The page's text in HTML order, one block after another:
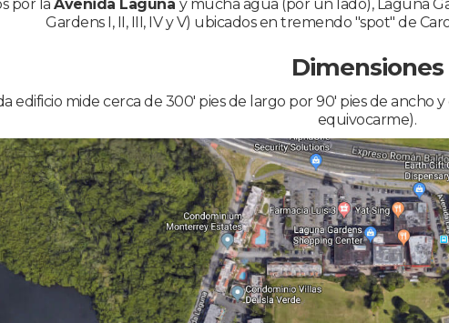
por laAvenida Laguna y mucha agua (por un lado), Laguna
Gardens I, II, III, IV y V) ubicados en tremendo "spot" de
Dimensiones
edificio mide cerca de 300' pies de largo por 90' pies de ancho
equivocarme).